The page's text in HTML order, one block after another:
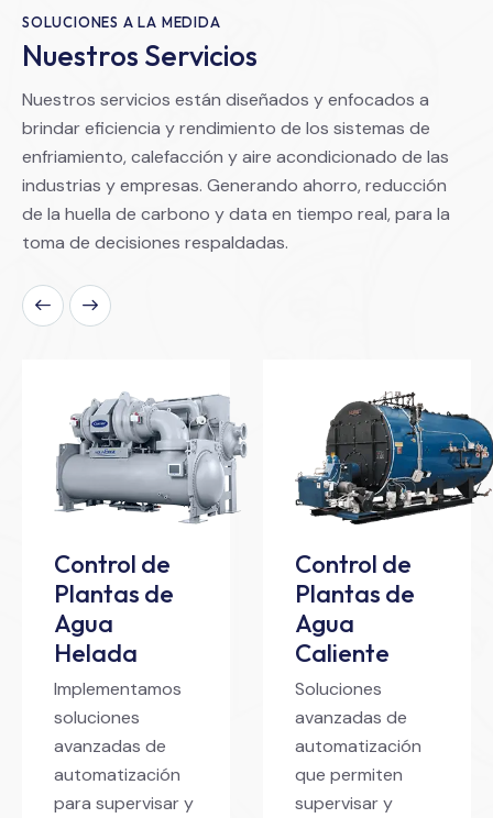
SOLUCIONES A LA MEDIDA
Nuestros Servicios
Nuestros servicios están diseñados y enfocados a
brindar eficiencia y rendimiento de los sistemas de
enfriamiento, calefacción y aire acondicionado de las
industrias y empresas. Generando ahorro, reducción
de la huella de carbono y data en tiempo real, para la
toma de decisiones respaldadas.
Control de
Plantas de
Agua
Helada
Implementamos
soluciones
avanzadas de
automatización
para supervisar y
Control de
Plantas de
Agua
Caliente
Soluciones
avanzadas de
automatización
que permiten
supervisar y